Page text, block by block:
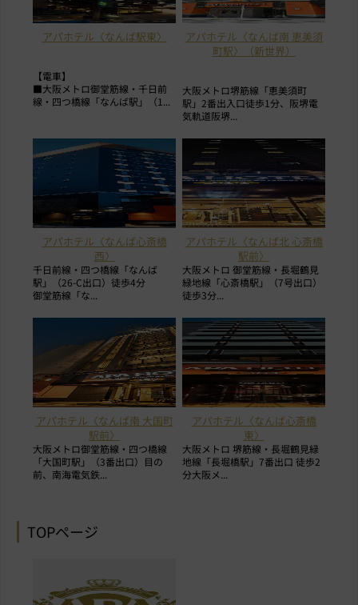
アパホテル〈なんば駅東〉
【電車】
■大阪メトロ御堂筋線・千日前
線・四つ橋線「なんば駅」（1...
アパホテル〈なんば南 恵美須
町駅〉（新世界）
大阪メトロ堺筋線「恵美須町
駅」2番出入口徒歩1分、阪堺電
気軌道阪堺...
アパホテル〈なんば心斎橋
西〉
千日前線・四つ橋線「なんば
駅」（26-C出口）徒歩4分
御堂筋線「な...
アパホテル〈なんば北 心斎橋
駅前〉
大阪メトロ 御堂筋線・長堀鶴見
緑地線「心斎橋駅」（7号出口）
徒歩3分...
アパホテル〈なんば南 大国町
駅前〉
大阪メトロ御堂筋線・四つ橋線
「大国町駅」（3番出口）目の
前、南海電気鉄...
アパホテル〈なんば心斎橋
東〉
大阪メトロ 堺筋線・長堀鶴見緑
地線「長堀橋駅」7番出口 徒歩2
分大阪メ...
TOPページ